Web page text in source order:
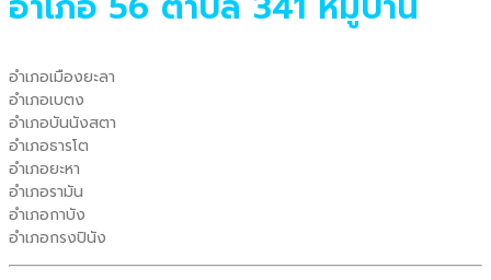
อำเภอเมืองยะลา
อำเภอเบตง
อำเภอบันนังสตา
อำเภอธารโต
อำเภอยะหา
อำเภอรามัน
อำเภอกาบัง
อำเภอกรงปินัง